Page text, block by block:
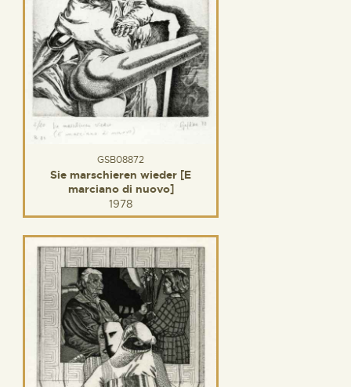
GSB08872
Sie marschieren wieder [E
marciano di nuovo]
1978